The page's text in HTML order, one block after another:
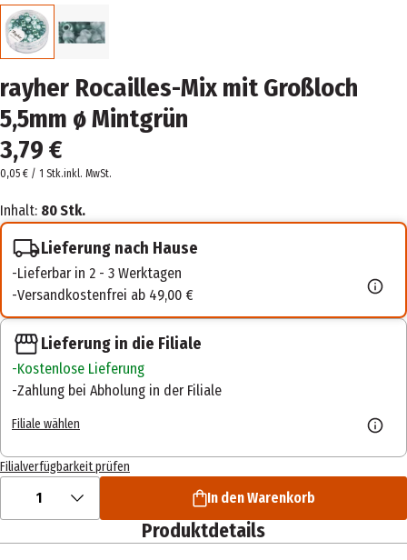
rayher Rocailles-Mix mit Großloch
5,5mm ø Mintgrün
3,79 €
0,05 € / 1 Stk.inkl. MwSt.
Inhalt: 80 Stk.
Lieferung nach Hause
Lieferbar in 2 - 3 Werktagen
Versandkostenfrei ab 49,00 €
Lieferung in die Filiale
Kostenlose Lieferung
Zahlung bei Abholung in der Filiale
Filiale wählen
Filialverfügbarkeit prüfen
1 In den Warenkorb
Produktdetails